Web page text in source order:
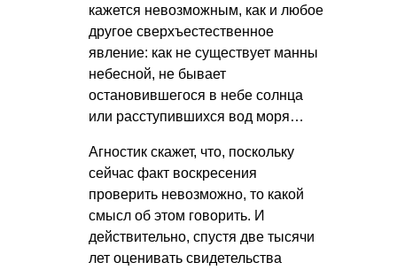
кажется невозможным, как и любое
другое сверхъестественное
явление: как не существует манны
небесной, не бывает
остановившегося в небе солнца
или расступившихся вод моря…
Агностик скажет, что, поскольку
сейчас факт воскресения
проверить невозможно, то какой
смысл об этом говорить. И
действительно, спустя две тысячи
лет оценивать свидетельства